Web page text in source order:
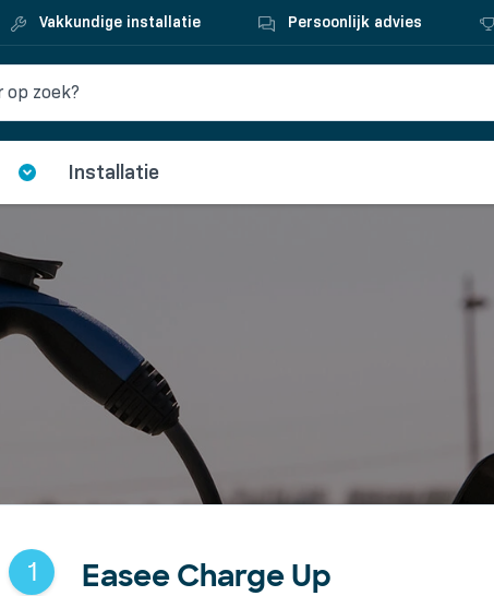
Vakkundige installatie Persoonlijk advies
Installatie
1 Easee Charge Up
2 Alfen Eve Single Pro-line
3